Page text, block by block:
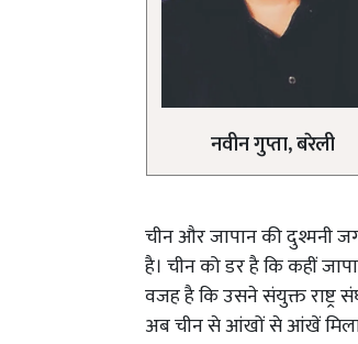
नवीन गुप्ता, बरेली
चीन और जापान की दुश्मनी
है। चीन को डर है कि कहीं
वजह है कि उसने संयुक्त राष्ट्र
अब चीन से आंखों से आंखें